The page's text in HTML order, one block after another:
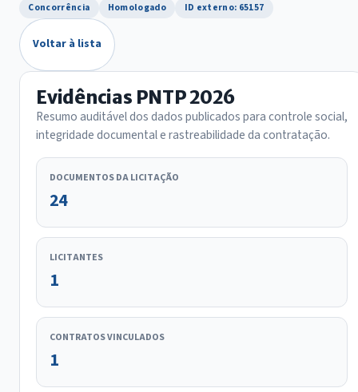
Concorrência Homologado ID externo: 65157
Voltar à lista
Evidências PNTP 2026
Resumo auditável dos dados publicados para controle social,
integridade documental e rastreabilidade da contratação.
DOCUMENTOS DA LICITAÇÃO
24
LICITANTES
1
CONTRATOS VINCULADOS
1